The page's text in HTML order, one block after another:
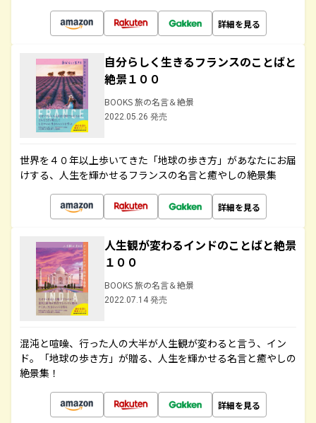
詳細を見る
自分らしく生きるフランスのことばと
絶景１００
BOOKS 旅の名言＆絶景
2022.05.26 発売
世界を４０年以上歩いてきた「地球の歩き方」があなたにお届
けする、人生を輝かせるフランスの名言と癒やしの絶景集
詳細を見る
人生観が変わるインドのことばと絶景
１００
BOOKS 旅の名言＆絶景
2022.07.14 発売
混沌と喧噪、行った人の大半が人生観が変わると言う、イン
ド。「地球の歩き方」が贈る、人生を輝かせる名言と癒やしの
絶景集！
詳細を見る